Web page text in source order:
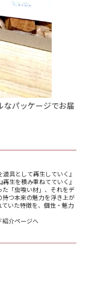
なパッケージでお届
道具として再生していく』
再生を積み重ねてていく』
「虫喰い材」、それをデ
つ本来の魅力を浮き上が
いた特徴を、個性・魅力
介ページへ